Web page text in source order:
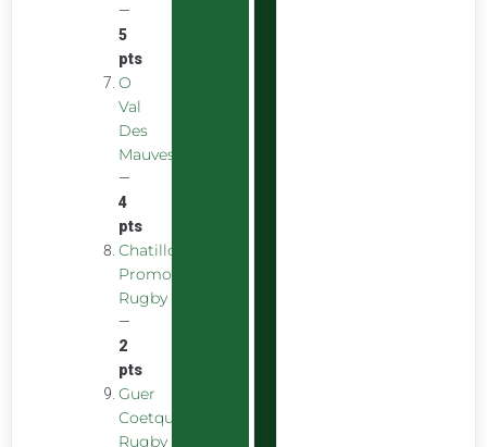
—
5
pts
O
Val
Des
Mauves
—
4
pts
Chatillon
Promotion
Rugby
—
2
pts
Guer
Coetquidan
Rugby